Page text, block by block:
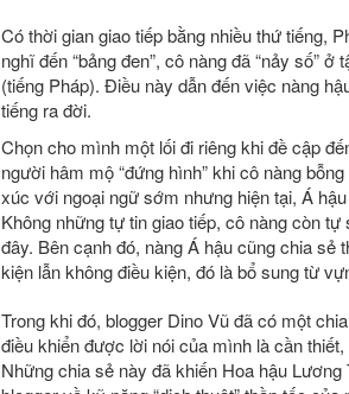
Có thời gian giao tiếp bằng nhiều thứ tiếng,
nghĩ đến “bảng đen”, cô nàng đã “nảy số”
(tiếng Pháp). Điều này dẫn đến việc nàng
tiếng ra đời.
Chọn cho mình một lối đi riêng khi đề cập
người hâm mộ “đứng hình” khi cô nàng
xúc với ngoại ngữ sớm nhưng hiện tại, Á
Không những tự tin giao tiếp, cô nàng còn
đây. Bên cạnh đó, nàng Á hậu cũng chia
kiện lẫn không điều kiện, đó là bổ sung từ
Trong khi đó, blogger Dino Vũ đã có một
điều khiển được lời nói của mình là cần
Những chia sẻ này đã khiến Hoa hậu